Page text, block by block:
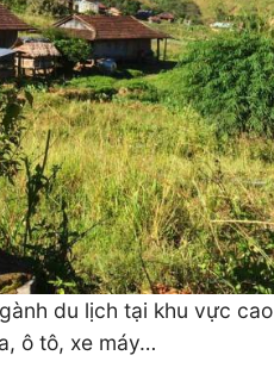
du lịch tại khu vực
ô tô, xe máy…